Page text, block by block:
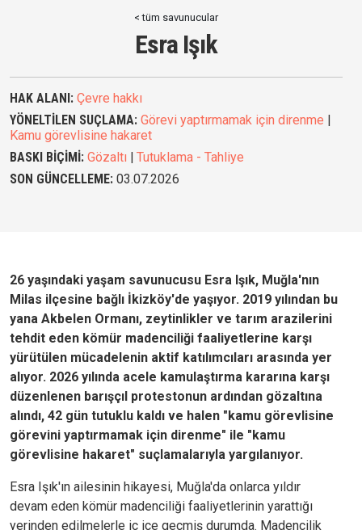
< tüm savunucular
Esra Işık
HAK ALANI: Çevre hakkı
YÖNELTİLEN SUÇLAMA: Görevi yaptırmamak için direnme
Kamu görevlisine hakaret
BASKI BİÇİMİ: Gözaltı
Tutuklama - Tahliye
SON GÜNCELLEME: 03.07.2026
26 yaşındaki yaşam savunucusu Esra Işık, Muğla'nın
Milas ilçesine bağlı İkizköy'de yaşıyor. 2019 yılından bu
yana Akbelen Ormanı, zeytinlikler ve tarım arazilerini
tehdit eden kömür madenciliği faaliyetlerine karşı
yürütülen mücadelenin aktif katılımcıları arasında yer
alıyor. 2026 yılında acele kamulaştırma kararına karşı
düzenlenen barışçıl protestonun ardından gözaltına
alındı, 42 gün tutuklu kaldı ve halen "kamu görevlisine
görevini yaptırmamak için direnme" ile "kamu
görevlisine hakaret" suçlamalarıyla yargılanıyor.
Esra Işık'ın ailesinin hikayesi, Muğla'da onlarca yıldır
devam eden kömür madenciliği faaliyetlerinin yarattığı
yerinden edilmelerle iç içe geçmiş durumda. Madencilik